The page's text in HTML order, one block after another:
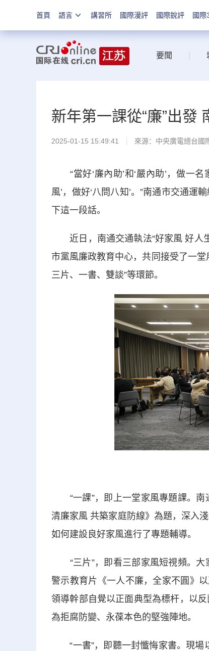
首頁 語言 講習所 國際漫評 國際銳評 國際
要聞
新年第一課從“廉”出發
2025-01-15 15:49:41 來源：中央廣電總台國
“當好‘廉內助’和‘嚴內助’，做一名
風’，做好‘八問八知’。”南通市交通
下這一段話。
近日，南通交通執法“好家風 好人
市黨風廉政教育中心，共同接受了一堂
三片、一書、雙談”等環節。
“一課”，即上一堂家風專題課。南
清廉家風 共築家庭防線》為題，深入
如何建設良好家風進行了專題輔導。
“三片”，即看三部家風短視頻。大
警示教育片《一人不廉，全家不圓》
領導幹部自覺以正面典型為標杆，以
為拒腐防變、永葆本色的堅強陣地。
“一書”，即聽一封懺悔家書。現場